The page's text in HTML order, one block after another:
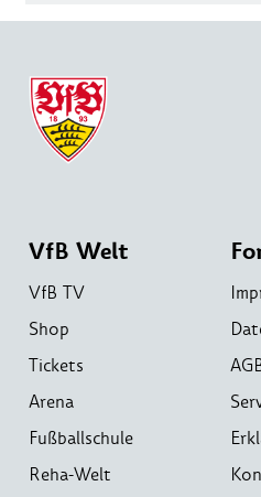
VfB Welt
VfB TV
Shop
Tickets
Arena
Fußballschule
Reha-Welt